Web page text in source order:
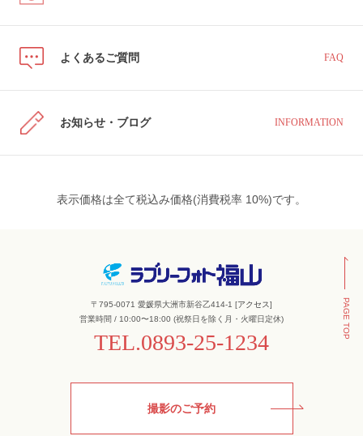
よくあるご質問 FAQ
お知らせ・ブログ INFORMATION
表示価格は全て税込み価格(消費税率 10%)です。
〒795-0071 愛媛県大洲市新谷乙414-1 [アクセス]
営業時間 / 10:00〜18:00 (祝祭日を除く月・火曜日定休)
TEL.0893-25-1234
撮影のご予約
PAGE TOP